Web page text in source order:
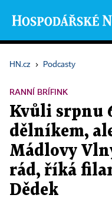
HN.cz › Podcasty
RANNÍ BRÍFINK
Kvůli srpnu
dělníkem,
Mádlovy
rád, říká
Dědek